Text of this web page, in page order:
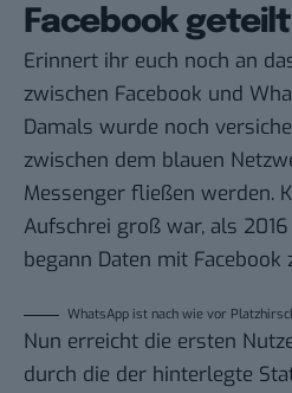
Facebook
Erinnert ihr euch noch an
zwischen Facebook und
Damals wurde noch
zwischen dem blauen
Messenger fließen werden.
Aufschrei groß war, als
begann Daten mit Facebook
WhatsApp ist nach wie vor
Nun erreicht die ersten
durch die der hinterlegte